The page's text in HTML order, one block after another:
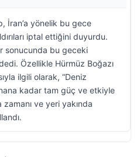
İran’a yönelik bu gece
iptal ettiğini duyurdu.
sonucunda bu geceki
Özellikle Hürmüz Boğazı
ilgili olarak, “Deniz
kadar tam güç ve etkiyle
ve yeri yakında